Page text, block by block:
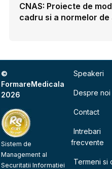
CNAS: Proiecte de
cadru si a normelor
©
FormareMedicala
2026
Sistem de
Management al
Securitatii Informatiei
Speakeri
Despre noi
Contact
Intrebari
frecvente
Termeni si